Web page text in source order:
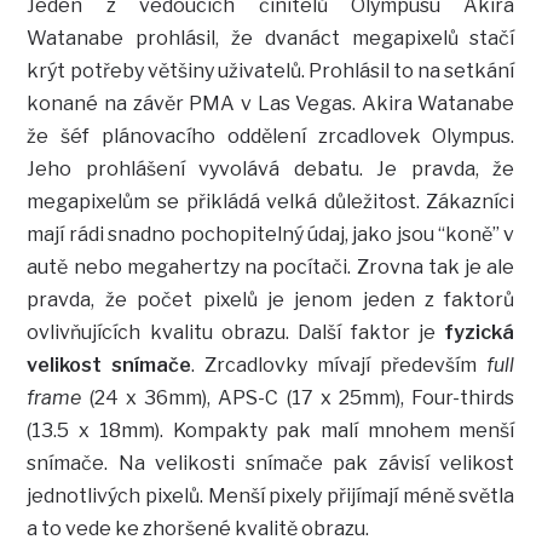
Jeden z vedoucích činitelů Olympusu Akira
Watanabe prohlásil, že dvanáct megapixelů stačí
krýt potřeby většiny uživatelů. Prohlásil to na setkání
konané na závěr PMA v Las Vegas. Akira Watanabe
že šéf plánovacího oddělení zrcadlovek Olympus.
Jeho prohlášení vyvolává debatu. Je pravda, že
megapixelům se přikládá velká důležitost. Zákazníci
mají rádi snadno pochopitelný údaj, jako jsou “koně” v
autě nebo megahertzy na pocítači. Zrovna tak je ale
pravda, že počet pixelů je jenom jeden z faktorů
ovlivňujících kvalitu obrazu. Další faktor je fyzická
velikost snímače. Zrcadlovky mívají především full
frame (24 x 36mm), APS-C (17 x 25mm), Four-thirds
(13.5 x 18mm). Kompakty pak malí mnohem menší
snímače. Na velikosti snímače pak závisí velikost
jednotlivých pixelů. Menší pixely přijímají méně světla
a to vede ke zhoršené kvalitě obrazu.